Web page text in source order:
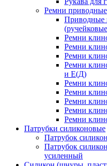
Ремни приводные
Приводные
Ремни
Ремни
Ремни
Ремни
и Е(Д)
Ремни
Ремни
Ремни
Ремни
Ремни
Патрубки силиконовые
Патрубок
Патрубок
усиленный